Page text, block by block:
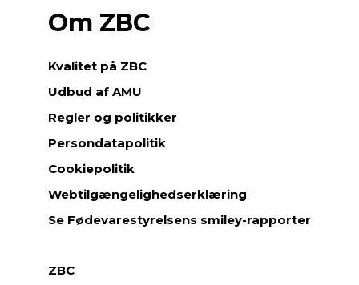
Om ZBC
Kvalitet på ZBC
Udbud af AMU
Regler og politikker
Persondatapolitik
Cookiepolitik
Webtilgængelighedserklæring
Se Fødevarestyrelsens smiley-rapporter
ZBC